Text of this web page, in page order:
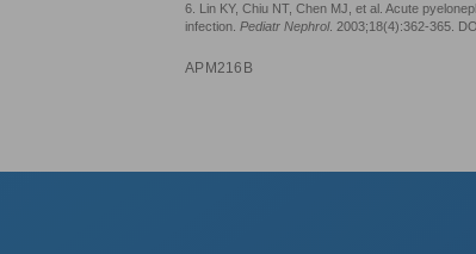
6. Lin KY, Chiu NT, Chen MJ, et al. Acute
infection. Pediatr Nephrol. 2003;18(4):362-365.
APM216B